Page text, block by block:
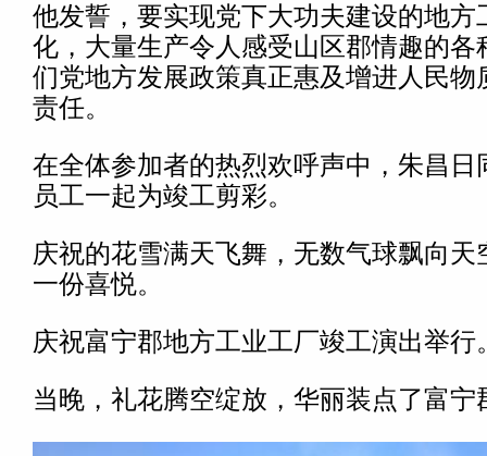
他发誓，要实现党下大功夫建设的地方
化，大量生产令人感受山区郡情趣的各
们党地方发展政策真正惠及增进人民物
责任。
在全体参加者的热烈欢呼声中，朱昌日
员工一起为竣工剪彩。
庆祝的花雪满天飞舞，无数气球飘向天
一份喜悦。
庆祝富宁郡地方工业工厂竣工演出举行
当晚，礼花腾空绽放，华丽装点了富宁